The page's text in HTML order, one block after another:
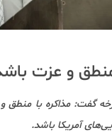
منطق و عزت
گفت: مذاکره با منطق
آمریکا باشد.